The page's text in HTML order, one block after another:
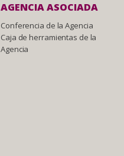
AGENCIA ASOCIADA
Conferencia de la Agencia
Caja de herramientas de la
Agencia